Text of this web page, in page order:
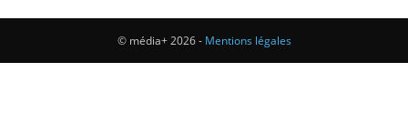
© média+ 2026 - Mentions légales